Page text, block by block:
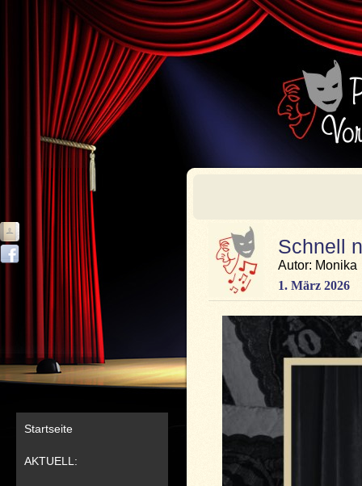
Startseite
AKTUELL:
Schnell
Autor: Monika
1. März 2026